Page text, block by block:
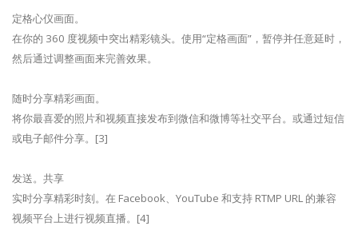
定格心仪画面。
在你的 360 度视频中突出精彩镜头。使用“定格画面”，暂停并任意延时，
然后通过调整画面来完善效果。
随时分享精彩画面。
将你最喜爱的照片和视频直接发布到微信和微博等社交平台。或通过短信
或电子邮件分享。[3]
发送。共享
实时分享精彩时刻。在 Facebook、YouTube 和支持 RTMP URL 的兼容
视频平台上进行视频直播。[4]